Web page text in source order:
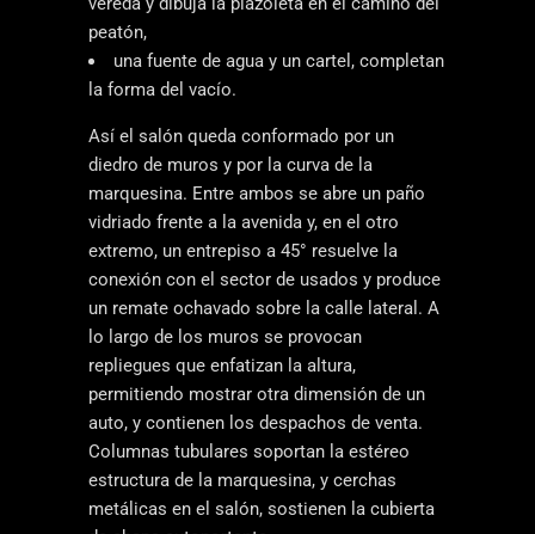
peatón,
una fuente de agua y un cartel, completan
la forma del vacío.
Así el salón queda conformado por un
diedro de muros y por la curva de la
marquesina. Entre ambos se abre un paño
vidriado frente a la avenida y, en el otro
extremo, un entrepiso a 45° resuelve la
conexión con el sector de usados y produce
un remate ochavado sobre la calle lateral. A
lo largo de los muros se provocan
repliegues que enfatizan la altura,
permitiendo mostrar otra dimensión de un
auto, y contienen los despachos de venta.
Columnas tubulares soportan la estéreo
estructura de la marquesina, y cerchas
metálicas en el salón, sostienen la cubierta